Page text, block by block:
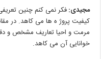
مجیدی:فکر نمی کنم چنین
کیفیت پروژ ه ها می کاهد. در
مرمتو احیاتعاریف مشخصو
خوانایی آن می کاهد.